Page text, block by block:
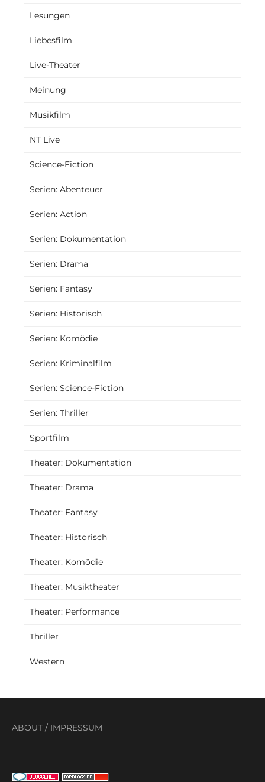
Lesungen
Liebesfilm
Live-Theater
Meinung
Musikfilm
NT Live
Science-Fiction
Serien: Abenteuer
Serien: Action
Serien: Dokumentation
Serien: Drama
Serien: Fantasy
Serien: Historisch
Serien: Komödie
Serien: Kriminalfilm
Serien: Science-Fiction
Serien: Thriller
Sportfilm
Theater: Dokumentation
Theater: Drama
Theater: Fantasy
Theater: Historisch
Theater: Komödie
Theater: Musiktheater
Theater: Performance
Thriller
Western
ABOUT / IMPRESSUM